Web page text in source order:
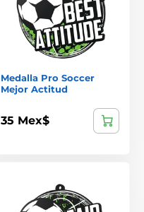
Medalla Pro Soccer
Mejor Actitud
35 Mex$